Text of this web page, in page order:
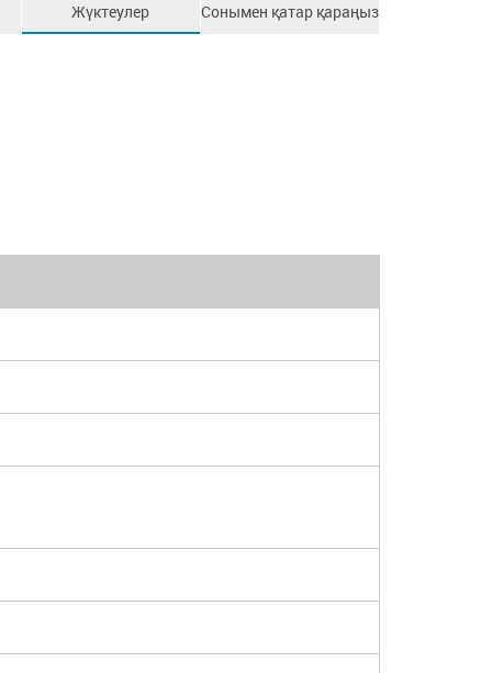
Жүктеулер Сонымен қатар қараңыз